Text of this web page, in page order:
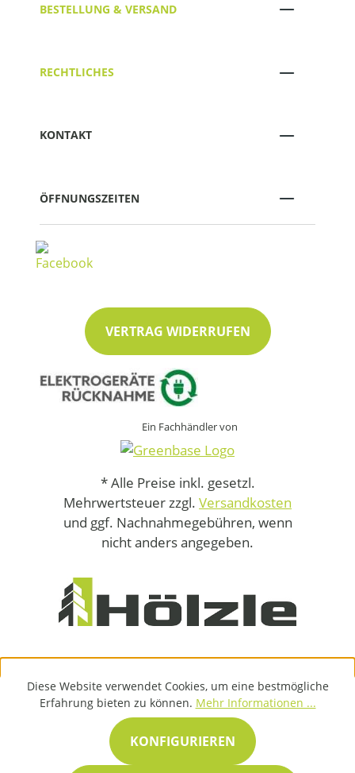
BESTELLUNG & VERSAND
RECHTLICHES
KONTAKT
ÖFFNUNGSZEITEN
VERTRAG WIDERRUFEN
Ein Fachhändler von
* Alle Preise inkl. gesetzl.
Mehrwertsteuer zzgl. Versandkosten
und ggf. Nachnahmegebühren, wenn
nicht anders angegeben.
Diese Website verwendet Cookies, um eine bestmögliche
Erfahrung bieten zu können. Mehr Informationen ...
KONFIGURIEREN